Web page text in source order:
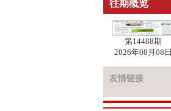
往期概览
第14488期
2026年08月08日
友情链接